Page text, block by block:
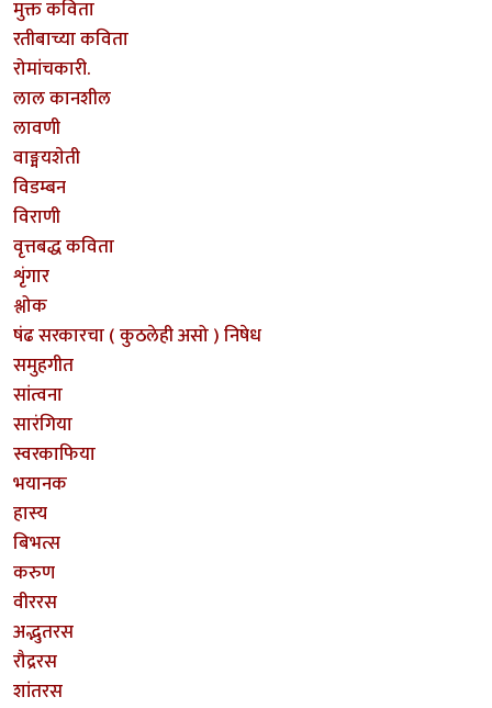
मुक्त कविता
रतीबाच्या कविता
रोमांचकारी.
लाल कानशील
लावणी
वाङ्मयशेती
विडम्बन
विराणी
वृत्तबद्ध कविता
शृंगार
श्लोक
षंढ सरकारचा ( कुठलेही असो ) निषेध
समुहगीत
सांत्वना
सारंगिया
स्वरकाफिया
भयानक
हास्य
बिभत्स
करुण
वीररस
अद्भुतरस
रौद्ररस
शांतरस